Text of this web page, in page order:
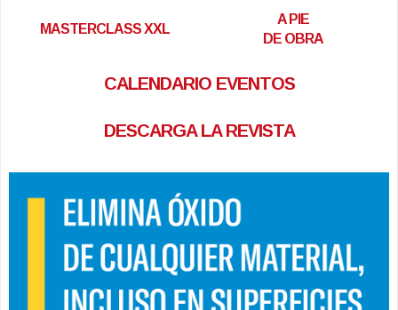
MASTERCLASS XXL
A PIE
DE OBRA
CALENDARIO EVENTOS
DESCARGA LA REVISTA